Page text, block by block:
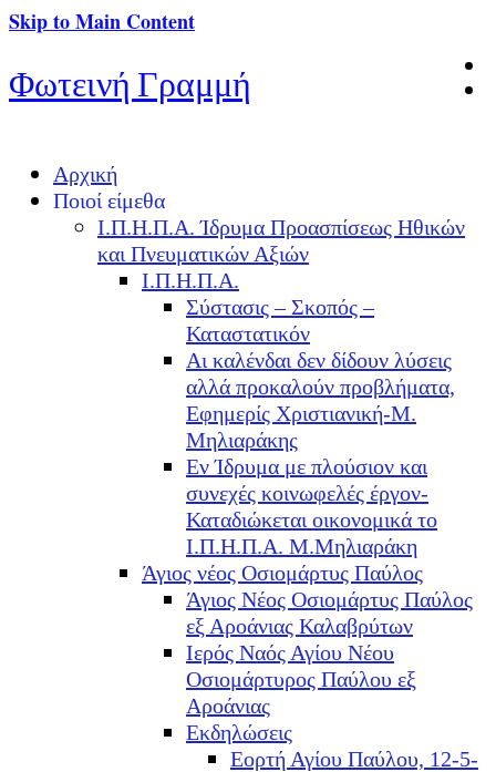
Skip to Main Content
Φωτεινή Γραμμή
Αρχική
Ποιοί είμεθα
Ι.Π.Η.Π.Α. Ίδρυμα Προασπίσεως Ηθικών
και Πνευματικών Αξιών
Ι.Π.Η.Π.Α.
Σύστασις – Σκοπός –
Καταστατικόν
Αι καλένδαι δεν δίδουν λύσεις
αλλά προκαλούν προβλήματα,
Εφημερίς Χριστιανική-Μ.
Μηλιαράκης
Εν Ίδρυμα με πλούσιον και
συνεχές κοινωφελές έργον-
Καταδιώκεται οικονομικά το
Ι.Π.Η.Π.Α. Μ.Μηλιαράκη
Άγιος νέος Οσιομάρτυς Παύλος
Άγιος Νέος Οσιομάρτυς Παύλος
εξ Αροάνιας Καλαβρύτων
Ιερός Ναός Αγίου Νέου
Οσιομάρτυρος Παύλου εξ
Αροάνιας
Εκδηλώσεις
Εορτή Αγίου Παύλου, 12-5-